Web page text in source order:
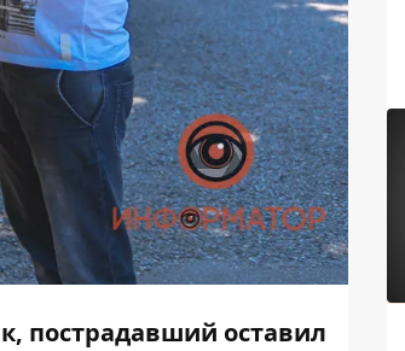
пострадавший оставил